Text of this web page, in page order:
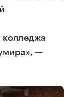
колледжа
—